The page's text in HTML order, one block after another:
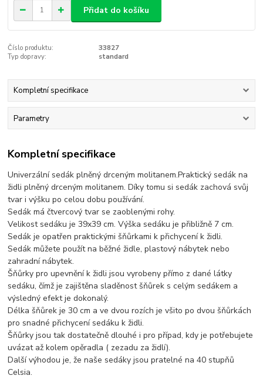
Přidat do košíku
Číslo produktu:
33827
Typ dopravy:
standard
Kompletní specifikace
Parametry
Kompletní specifikace
Univerzální sedák plněný drceným molitanem.Praktický sedák na
židli plněný drceným molitanem. Díky tomu si sedák zachová svůj
tvar i výšku po celou dobu používání.
Sedák má čtvercový tvar se zaoblenými rohy.
Velikost sedáku je 39x39 cm. Výška sedáku je přibližně 7 cm.
Sedák je opatřen praktickými šňůrkami k přichycení k židli.
Sedák můžete použít na běžné židle, plastový nábytek nebo
zahradní nábytek.
Šňůrky pro upevnění k židli jsou vyrobeny přímo z dané látky
sedáku, čímž je zajištěna sladěnost šňůrek s celým sedákem a
výsledný efekt je dokonalý.
Délka šňůrek je 30 cm a ve dvou rozích je všito po dvou šňůrkách
pro snadné přichycení sedáku k židli.
Šňůrky jsou tak dostatečně dlouhé i pro případ, kdy je potřebujete
uvázat až kolem opěradla ( zezadu za židlí).
Další výhodou je, že naše sedáky jsou pratelné na 40 stupňů
Celsia.